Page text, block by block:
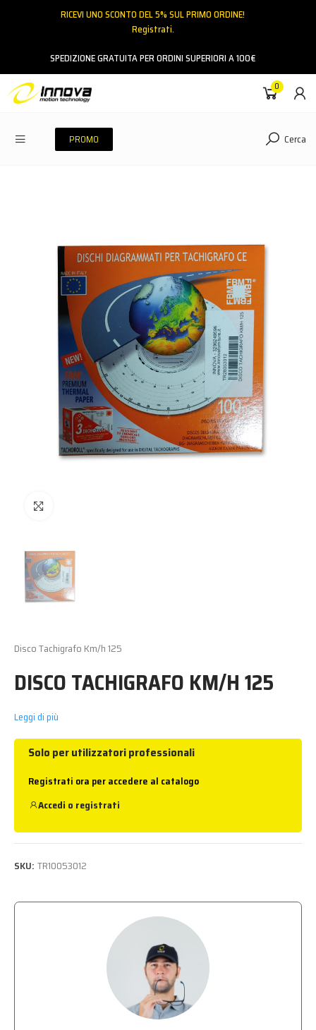
RICEVI UNO SCONTO DEL 5% SUL PRIMO ORDINE!
Registrati.
SPEDIZIONE GRATUITA PER ORDINI SUPERIORI A 100€
0
PROMO Cerca
Disco Tachigrafo Km/h 125
DISCO TACHIGRAFO KM/H 125
Leggi di più
Solo per utilizzatori professionali
Registrati ora per accedere al catalogo
Accedi o registrati
SKU: TR10053012
NESSUN ACCOUNTCREA UN NUOVO ACCOUNT
Contattaci